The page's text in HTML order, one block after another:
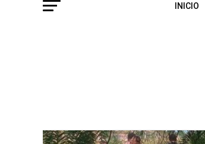
INICIO